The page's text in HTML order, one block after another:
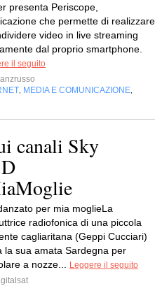
presenta Periscope,
che permette di realizzare
video in live streaming
dal proprio smartphone.
il seguito
MEDIA E COMUNICAZIONE
canali Sky
per mia moglieLa
radiofonica di una piccola
cagliaritana (Geppi Cucciari)
la sua amata Sardegna per
a nozze...
Leggere il seguito